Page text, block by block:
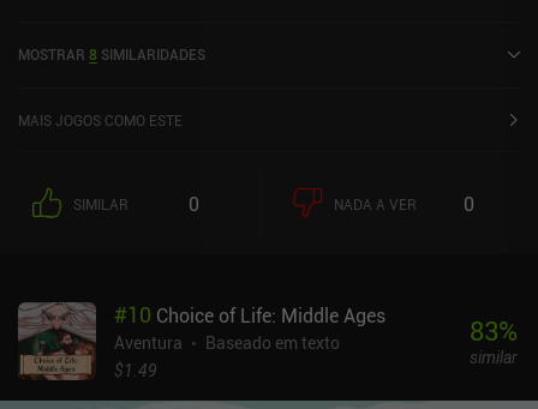
MOSTRAR 8 SIMILARIDADES
MAIS JOGOS COMO ESTE
SIMILAR 0 NADA A VER 0
#10 Choice of Life: Middle Ages
Aventura
Baseado em texto
$1.49
83%
similar